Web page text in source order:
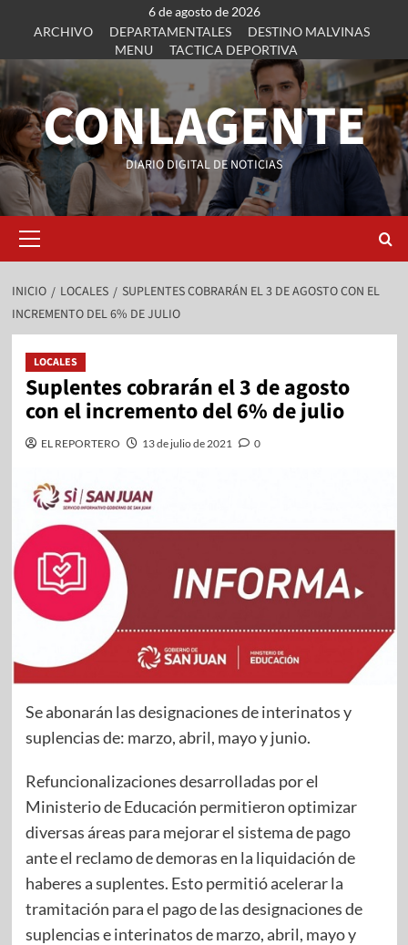
6 de agosto de 2026
ARCHIVO
DEPARTAMENTALES
DESTINO MALVINAS
MENU
TACTICA DEPORTIVA
CONLAGENTE
DIARIO DIGITAL DE NOTICIAS
INICIO LOCALES
SUPLENTES COBRARÁN EL 3 DE AGOSTO CON EL
INCREMENTO DEL 6% DE JULIO
LOCALES
Suplentes cobrarán el 3 de agosto
con el incremento del 6% de julio
EL REPORTERO 13 de julio de 2021 0
Se abonarán las designaciones de interinatos y
suplencias de: marzo, abril, mayo y junio.
Refuncionalizaciones desarrolladas por el
Ministerio de Educación permitieron optimizar
diversas áreas para mejorar el sistema de pago
ante el reclamo de demoras en la liquidación de
haberes a suplentes. Esto permitió acelerar la
tramitación para el pago de las designaciones de
suplencias e interinatos de marzo, abril, mayo y